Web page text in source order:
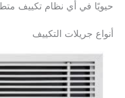
حيويًا في أي نظام تكييف
أنواع جريلات التكييف